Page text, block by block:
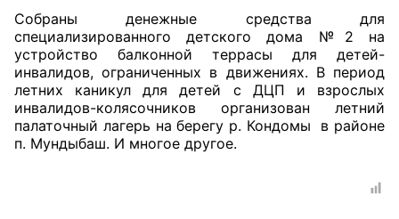
Собраны денежные средства для
специализированного детского дома №2 на
устройство балконной террасы для детей-
инвалидов, ограниченных в движениях. В период
летних каникул для детей с ДЦП и взрослых
инвалидов-колясочников организован летний
палаточный лагерь на берегу р. Кондомы в районе
п. Мундыбаш. И многое другое.